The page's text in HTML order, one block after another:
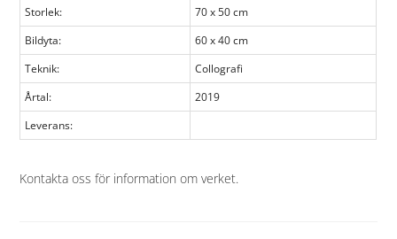
Storlek:
70 x 50 cm
Bildyta:
60 x 40 cm
Teknik:
Collografi
Årtal:
2019
Leverans:
Kontakta oss för information om verket.